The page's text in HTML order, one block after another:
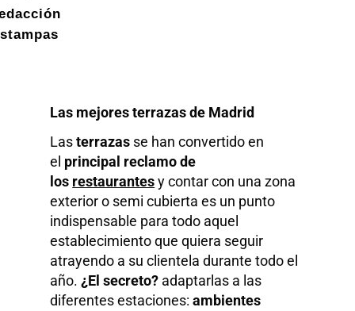
Las mejores terrazas de Madrid
Lasterrazas se han convertido en
el principal reclamo de
los restaurantesy contar con una zona
exterior o semi cubierta es un punto
indispensable para todo aquel
establecimiento que quiera seguir
atrayendo a su clientela durante todo el
año.¿El secreto? adaptarlas a las
diferentes estaciones:ambientes